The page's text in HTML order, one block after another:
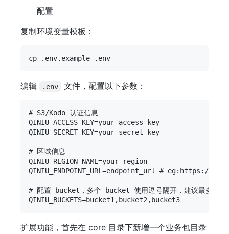
配置
复制环境变量模板：
编辑 .env 文件，配置以下参数：
# S3/Kodo 认证信息
QINIU_ACCESS_KEY=your_access_key
QINIU_SECRET_KEY=your_secret_key
# 区域信息
QINIU_REGION_NAME=your_region
QINIU_ENDPOINT_URL=endpoint_url # eg:https://
# 配置 bucket，多个 bucket 使用逗号隔开，建议最多配
扩展功能，首先在 core 目录下新增一个业务包目录